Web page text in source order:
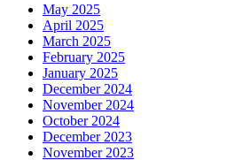
May 2025
April 2025
March 2025
February 2025
January 2025
December 2024
November 2024
October 2024
December 2023
November 2023